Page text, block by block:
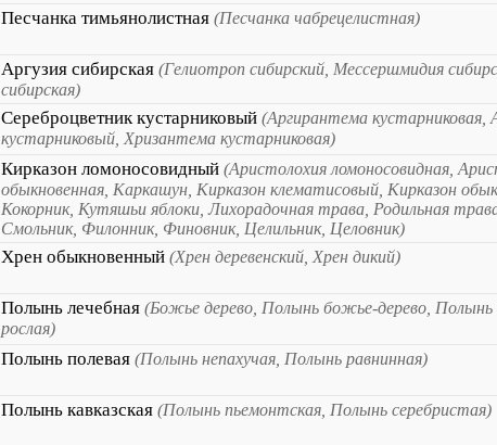
Песчанка тимьянолистная (Песчанка чабрецелистная)
Аргузия сибирская (Гелиотроп сибирский, Мессершмидия
сибирская)
Сереброцветник кустарниковый (Аргирантема кустарниковая,
кустарниковый, Хризантема кустарниковая)
Кирказон ломоносовидный (Аристолохия ломоносовидная,
обыкновенная, Каркашун, Кирказон клематисовый, Кирказон
Кокорник, Кутяшьи яблоки, Лихорадочная трава, Родильная
Смольник, Филонник, Финовник, Целильник, Целовник)
Хрен обыкновенный (Хрен деревенский, Хрен дикий)
Полынь лечебная (Божье дерево, Полынь божье-дерево,
рослая)
Полынь полевая (Полынь непахучая, Полынь равнинная)
Полынь кавказская (Полынь пьемонтская, Полынь серебристая)